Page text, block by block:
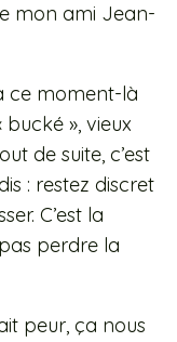
mon ami Jean-
ce moment-là
», vieux
de suite, c’est
: restez discret
C’est la
perdre la
peur, ça nous